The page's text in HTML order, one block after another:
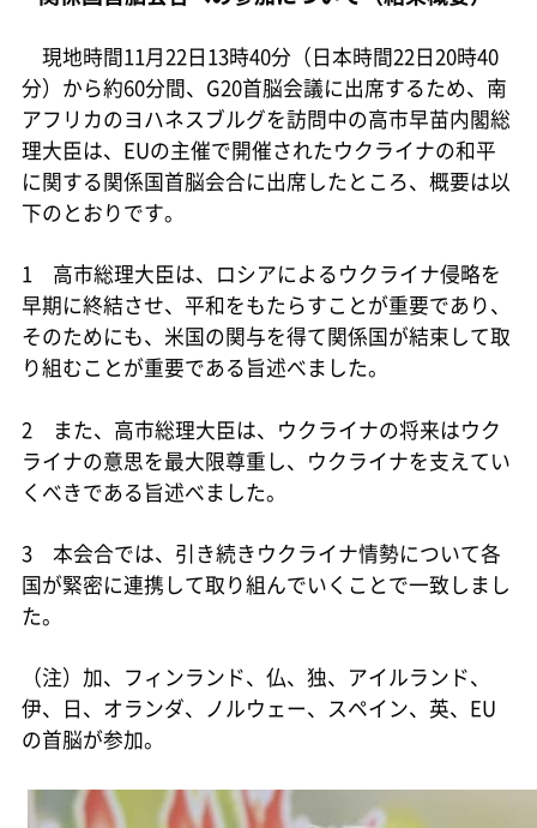
現地時間11月22日13時40分（日本時間22日20時40
分）から約60分間、G20首脳会議に出席するため、南
アフリカのヨハネスブルグを訪問中の高市早苗内閣総
理大臣は、EUの主催で開催されたウクライナの和平
に関する関係国首脳会合に出席したところ、概要は以
下のとおりです。
1 高市総理大臣は、ロシアによるウクライナ侵略を
早期に終結させ、平和をもたらすことが重要であり、
そのためにも、米国の関与を得て関係国が結束して取
り組むことが重要である旨述べました。
2 また、高市総理大臣は、ウクライナの将来はウク
ライナの意思を最大限尊重し、ウクライナを支えてい
くべきである旨述べました。
3 本会合では、引き続きウクライナ情勢について各
国が緊密に連携して取り組んでいくことで一致しまし
た。
（注）加、フィンランド、仏、独、アイルランド、
伊、日、オランダ、ノルウェー、スペイン、英、EU
の首脳が参加。